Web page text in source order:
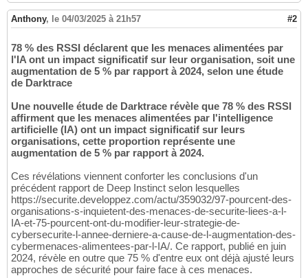
Anthony, le 04/03/2025 à 21h57 #2
78 % des RSSI déclarent que les menaces alimentées par
l'IA ont un impact significatif sur leur organisation, soit une
augmentation de 5 % par rapport à 2024, selon une étude
de Darktrace
Une nouvelle étude de Darktrace révèle que 78 % des RSSI
affirment que les menaces alimentées par l'intelligence
artificielle (IA) ont un impact significatif sur leurs
organisations, cette proportion représente une
augmentation de 5 % par rapport à 2024.
Ces révélations viennent conforter les conclusions d'un
précédent rapport de Deep Instinct selon lesquelles
https://securite.developpez.com/actu/359032/97-pourcent-des-
organisations-s-inquietent-des-menaces-de-securite-liees-a-l-
IA-et-75-pourcent-ont-du-modifier-leur-strategie-de-
cybersecurite-l-annee-derniere-a-cause-de-l-augmentation-des-
cybermenaces-alimentees-par-l-IA/. Ce rapport, publié en juin
2024, révèle en outre que 75 % d'entre eux ont déjà ajusté leurs
approches de sécurité pour faire face à ces menaces.